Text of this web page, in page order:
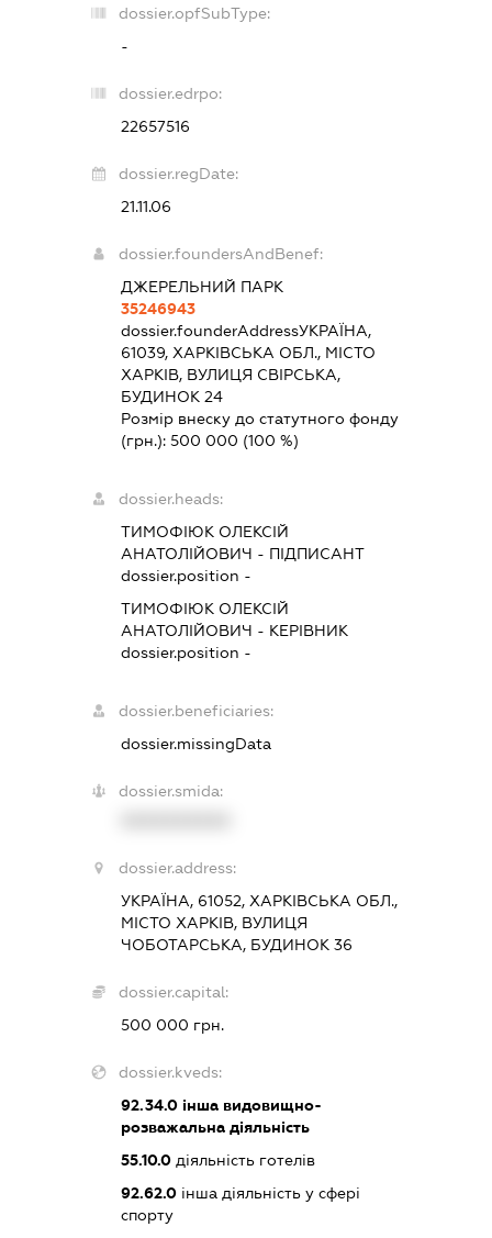
dossier.opfSubType:
-
dossier.edrpo:
22657516
dossier.regDate:
21.11.06
dossier.foundersAndBenef:
ДЖЕРЕЛЬНИЙ ПАРК
35246943
dossier.founderAddressУКРАЇНА,
61039, ХАРКІВСЬКА ОБЛ., МІСТО
ХАРКІВ, ВУЛИЦЯ СВІРСЬКА,
БУДИНОК 24
Розмір внеску до статутного фонду
(грн.):500 000 (100 %)
dossier.heads:
ТИМОФІЮК ОЛЕКСІЙ
АНАТОЛІЙОВИЧ - ПІДПИСАНТ
dossier.position -
ТИМОФІЮК ОЛЕКСІЙ
АНАТОЛІЙОВИЧ - КЕРІВНИК
dossier.position -
dossier.beneficiaries:
dossier.missingData
dossier.smida:
dossier.address:
УКРАЇНА, 61052, ХАРКІВСЬКА ОБЛ.,
МІСТО ХАРКІВ, ВУЛИЦЯ
ЧОБОТАРСЬКА, БУДИНОК 36
dossier.capital:
500 000 грн.
dossier.kveds:
92.34.0 інша видовищно-
розважальна діяльність
55.10.0 діяльність готелів
92.62.0 інша діяльність у сфері
спорту